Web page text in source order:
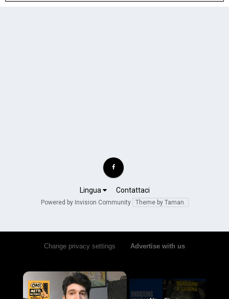
Lingua Contattaci
Powered by Invision Community Theme by Taman.
Change privacy settings Advertise with us
×